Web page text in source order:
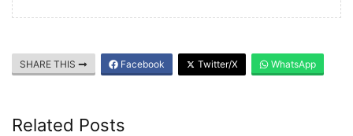
SHARE THIS Facebook Twitter/X WhatsApp
Related Posts